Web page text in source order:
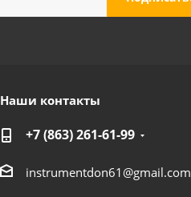
Наши контакты
+7 (863) 261-61-99
instrumentdon61@gmail.com